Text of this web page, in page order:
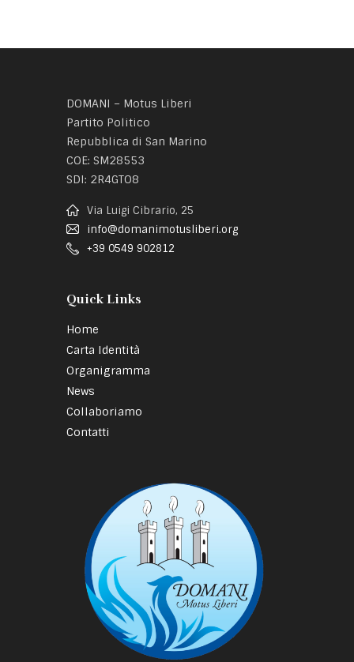
DOMANI – Motus Liberi
Partito Politico
Repubblica di San Marino
COE: SM28553
SDI: 2R4GTO8
Via Luigi Cibrario, 25
info@domanimotusliberi.org
+39 0549 902812
Quick Links
Home
Carta Identità
Organigramma
News
Collaboriamo
Contatti